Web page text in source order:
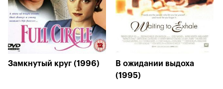
Замкнутый круг (1996)
В ожидании выдоха
(1995)